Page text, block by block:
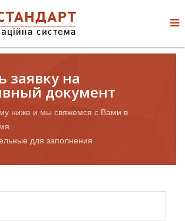
заявку на
документ
ниже и мы свяжемся с Вами в
для заполнения